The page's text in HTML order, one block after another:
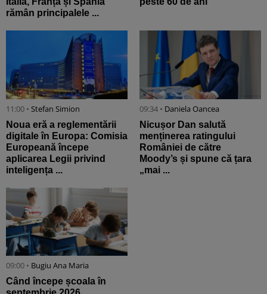
rămân principalele ...
11:00 • Stefan Simion
Noua eră a reglementării
digitale în Europa: Comisia
Europeană începe
aplicarea Legii privind
inteligența ...
09:34 • Daniela Oancea
Nicușor Dan salută
menținerea ratingului
României de către
Moody’s și spune că țara
„mai ...
09:00 • Bugiu ⁠Ana Maria
Când începe școala în